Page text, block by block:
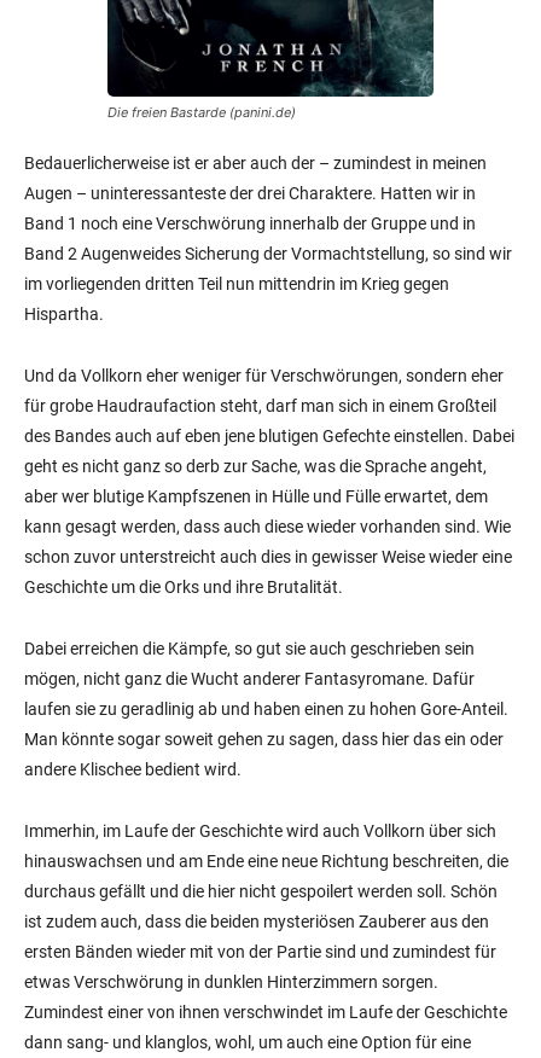
Die freien Bastarde (panini.de)
Bedauerlicherweise ist er aber auch der – zumindest in meinen
Augen – uninteressanteste der drei Charaktere. Hatten wir in
Band 1 noch eine Verschwörung innerhalb der Gruppe und in
Band 2 Augenweides Sicherung der Vormachtstellung, so sind wir
im vorliegenden dritten Teil nun mittendrin im Krieg gegen
Hispartha.
Und da Vollkorn eher weniger für Verschwörungen, sondern eher
für grobe Haudraufaction steht, darf man sich in einem Großteil
des Bandes auch auf eben jene blutigen Gefechte einstellen. Dabei
geht es nicht ganz so derb zur Sache, was die Sprache angeht,
aber wer blutige Kampfszenen in Hülle und Fülle erwartet, dem
kann gesagt werden, dass auch diese wieder vorhanden sind. Wie
schon zuvor unterstreicht auch dies in gewisser Weise wieder eine
Geschichte um die Orks und ihre Brutalität.
Dabei erreichen die Kämpfe, so gut sie auch geschrieben sein
mögen, nicht ganz die Wucht anderer Fantasyromane. Dafür
laufen sie zu geradlinig ab und haben einen zu hohen Gore-Anteil.
Man könnte sogar soweit gehen zu sagen, dass hier das ein oder
andere Klischee bedient wird.
Immerhin, im Laufe der Geschichte wird auch Vollkorn über sich
hinauswachsen und am Ende eine neue Richtung beschreiten, die
durchaus gefällt und die hier nicht gespoilert werden soll. Schön
ist zudem auch, dass die beiden mysteriösen Zauberer aus den
ersten Bänden wieder mit von der Partie sind und zumindest für
etwas Verschwörung in dunklen Hinterzimmern sorgen.
Zumindest einer von ihnen verschwindet im Laufe der Geschichte
dann sang- und klanglos, wohl, um auch eine Option für eine